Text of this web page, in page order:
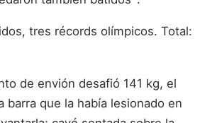
tres récords olímpicos. Total:
de envión desafió 141 kg, el
barra que la había lesionado en